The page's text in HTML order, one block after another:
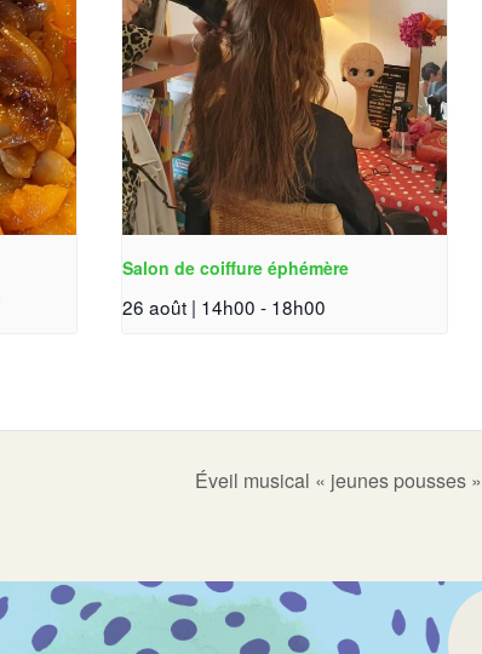
Salon de coiffure éphémère
26 août | 14h00 - 18h00
Éveil musical « jeunes pousses »